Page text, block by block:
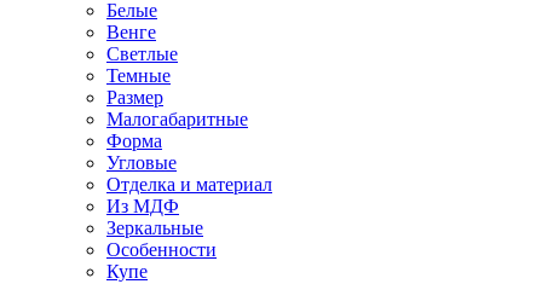
Белые
Венге
Светлые
Темные
Размер
Малогабаритные
Форма
Угловые
Отделка и материал
Из МДФ
Зеркальные
Особенности
Купе